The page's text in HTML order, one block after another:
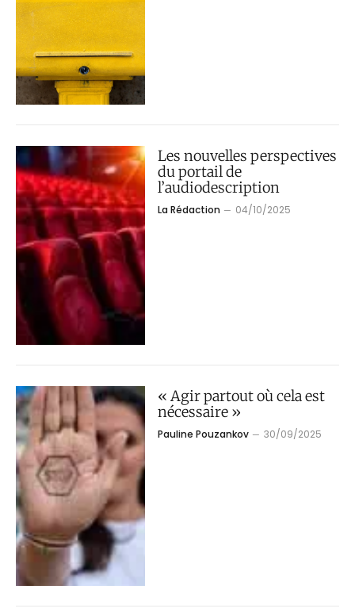
Les nouvelles perspectives
du portail de
l’audiodescription
La Rédaction 04/10/2025
« Agir partout où cela est
nécessaire »
Pauline Pouzankov 30/09/2025